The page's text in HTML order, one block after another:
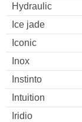
Hydraulic
Ice jade
Iconic
Inox
Instinto
Intuition
Iridio